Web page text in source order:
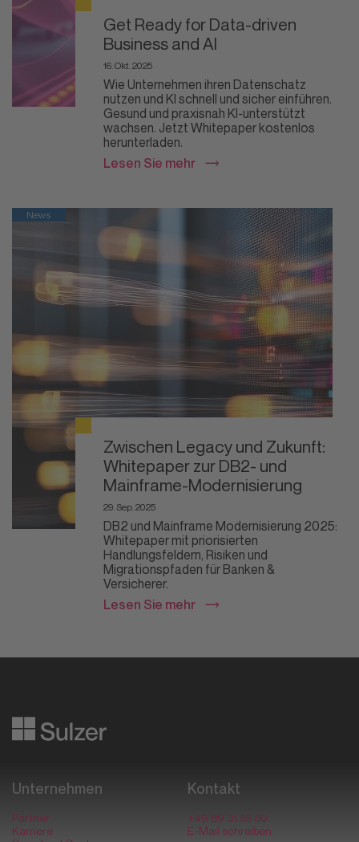
Get Ready for Data-driven
Business and AI
16. Okt. 2025
Wie Unternehmen ihren Datenschatz
nutzen und KI schnell und sicher einführen.
Gesund und praxisnah KI-unterstützt
wachsen. Jetzt Whitepaper kostenlos
herunterladen.
Lesen Sie mehr
News
Zwischen Legacy und Zukunft:
Whitepaper zur DB2- und
Mainframe-Modernisierung
29. Sep. 2025
DB2 und Mainframe Modernisierung 2025:
Whitepaper mit priorisierten
Handlungsfeldern, Risiken und
Migrationspfaden für Banken &
Versicherer.
Lesen Sie mehr
Unternehmen
Partner
Karriere
Kontakt
+49 89 31 85 80
E-Mail schreiben